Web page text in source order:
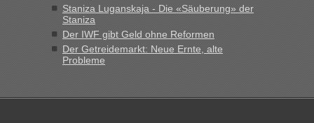
Staniza Luganskaja - Die «Säuberung» der
Staniza
Der IWF gibt Geld ohne Reformen
Der Getreidemarkt: Neue Ernte, alte
Probleme